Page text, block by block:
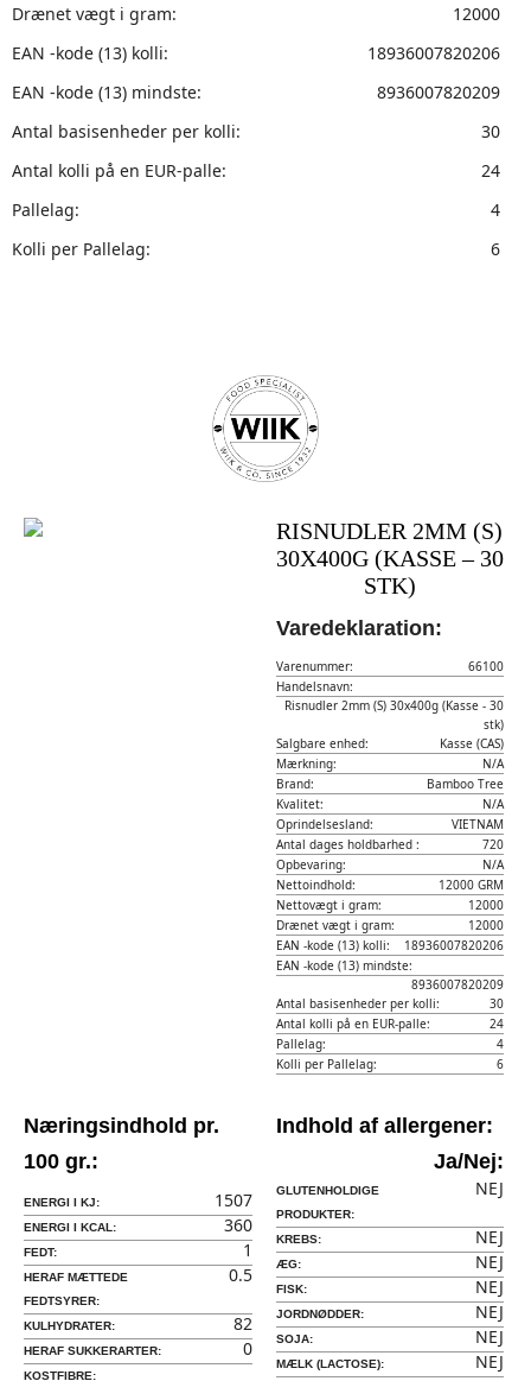
Drænet vægt i gram:
12000
EAN -kode (13) kolli:
18936007820206
EAN -kode (13) mindste:
8936007820209
Antal basisenheder per kolli:
30
Antal kolli på en EUR-palle:
24
Pallelag:
4
Kolli per Pallelag:
6
RISNUDLER 2MM (S)
30X400G (KASSE – 30
STK)
Varedeklaration:
Varenummer:
66100
Handelsnavn:
Risnudler 2mm (S) 30x400g (Kasse - 30
stk)
Salgbare enhed:
Kasse (CAS)
Mærkning:
N/A
Brand:
Bamboo Tree
Kvalitet:
N/A
Oprindelsesland:
VIETNAM
Antal dages holdbarhed :
720
Opbevaring:
N/A
Nettoindhold:
12000 GRM
Nettovægt i gram:
12000
Drænet vægt i gram:
12000
EAN -kode (13) kolli:
18936007820206
EAN -kode (13) mindste:
8936007820209
Antal basisenheder per kolli:
30
Antal kolli på en EUR-palle:
24
Pallelag:
4
Kolli per Pallelag:
6
Næringsindhold pr.
100 gr.:
ENERGI I KJ: 1507
ENERGI I KCAL: 360
FEDT: 1
HERAF MÆTTEDE
FEDTSYRER:
0.5
KULHYDRATER: 82
HERAF SUKKERARTER: 0
KOSTFIBRE:
Indhold af allergener:
Ja/Nej:
GLUTENHOLDIGE
PRODUKTER:
NEJ
KREBS: NEJ
ÆG: NEJ
FISK: NEJ
JORDNØDDER: NEJ
SOJA: NEJ
MÆLK (LACTOSE):
NEJ